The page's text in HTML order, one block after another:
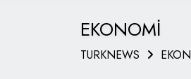
EKONOMİ
TURKNEWS